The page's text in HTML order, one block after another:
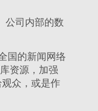
公司内部的数
国的新闻网络
资源，加强
众，或是作